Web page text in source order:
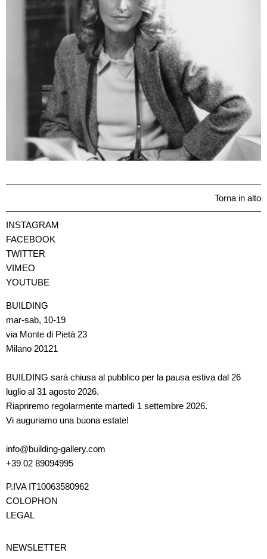
Torna in alto
INSTAGRAM
FACEBOOK
TWITTER
VIMEO
YOUTUBE
BUILDING
mar-sab, 10-19
via Monte di Pietà 23
Milano 20121
BUILDING sarà chiusa al pubblico per la pausa estiva dal 26
luglio al 31 agosto 2026.
Riapriremo regolarmente martedì 1 settembre 2026.
Vi auguriamo una buona estate!
info@building-gallery.com
+39 02 89094995
P.IVA IT10063580962
COLOPHON
LEGAL
NEWSLETTER